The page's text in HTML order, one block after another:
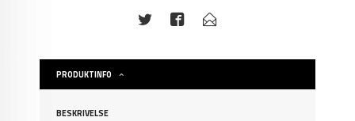
PRODUKTINFO
BESKRIVELSE